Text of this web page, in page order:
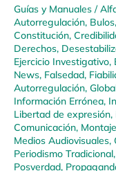
Guías y Manuales /
Autorregulación, Bulos,
Constitución,
Derechos,
Ejercicio Investigativo,
News, Falsedad,
Autorregulación,
Información Errónea,
Libertad de expresión,
Comunicación, Montaje
Medios Audiovisuales,
Periodismo Tradicional,
Posverdad,